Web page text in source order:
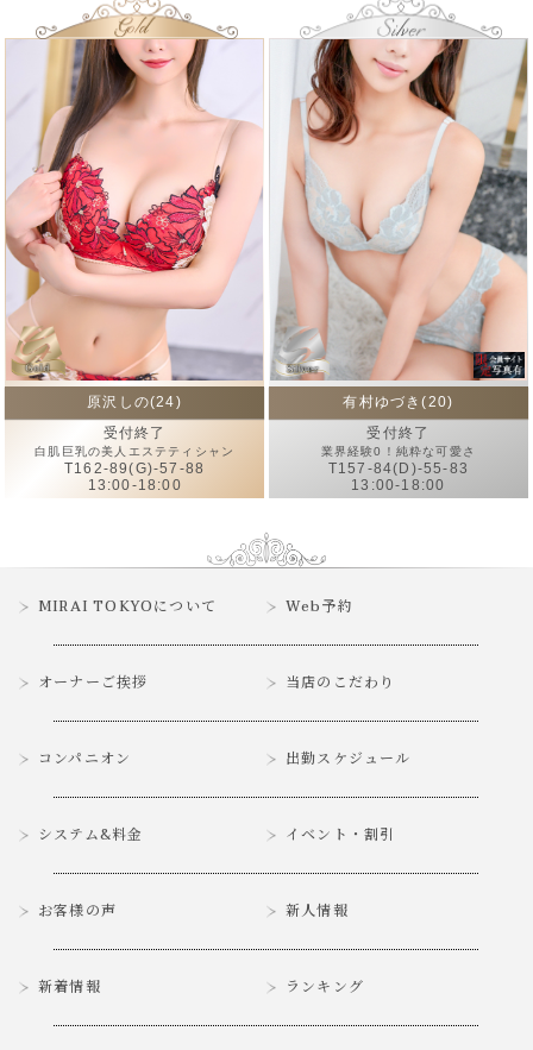
原沢しの(24)
受付終了
白肌巨乳の美人エステティシャン
T162-89(G)-57-88
13:00-18:00
有村ゆづき(20)
受付終了
業界経験0！純粋な可愛さ
T157-84(D)-55-83
13:00-18:00
MIRAI TOKYOについて Web予約
オーナーご挨拶 当店のこだわり
コンパニオン 出勤スケジュール
システム&料金 イベント・割引
お客様の声 新人情報
新着情報 ランキング